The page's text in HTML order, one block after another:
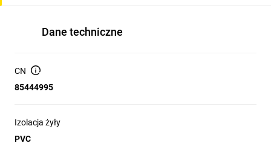
Dane techniczne
CN
85444995
Izolacja żyły
PVC